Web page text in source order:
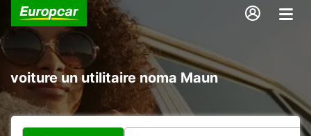
voiture un utilitaire noma Maun